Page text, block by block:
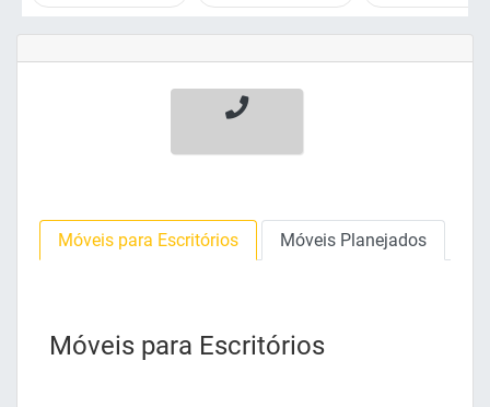
Móveis para Escritórios Móveis Planejados
Móveis para Escritórios